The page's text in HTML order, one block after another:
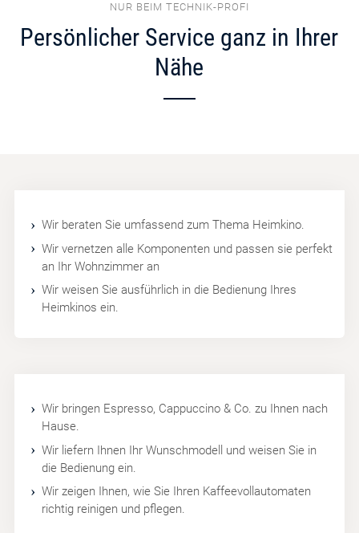
NUR BEIM TECHNIK-PROFI
Persönlicher Service ganz in Ihrer
Nähe
Wir beraten Sie umfassend zum Thema Heimkino.
Wir vernetzen alle Komponenten und passen sie perfekt
an Ihr Wohnzimmer an
Wir weisen Sie ausführlich in die Bedienung Ihres
Heimkinos ein.
Wir bringen Espresso, Cappuccino & Co. zu Ihnen nach
Hause.
Wir liefern Ihnen Ihr Wunschmodell und weisen Sie in
die Bedienung ein.
Wir zeigen Ihnen, wie Sie Ihren Kaffeevollautomaten
richtig reinigen und pflegen.